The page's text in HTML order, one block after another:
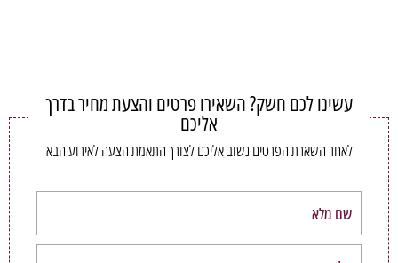
עשינו לכם חשק? השאירו פרטים והצעת מחיר בדרך
אליכם
לאחר השארת הפרטים נשוב אליכם לצורך התאמת הצעה לאירוע הבא